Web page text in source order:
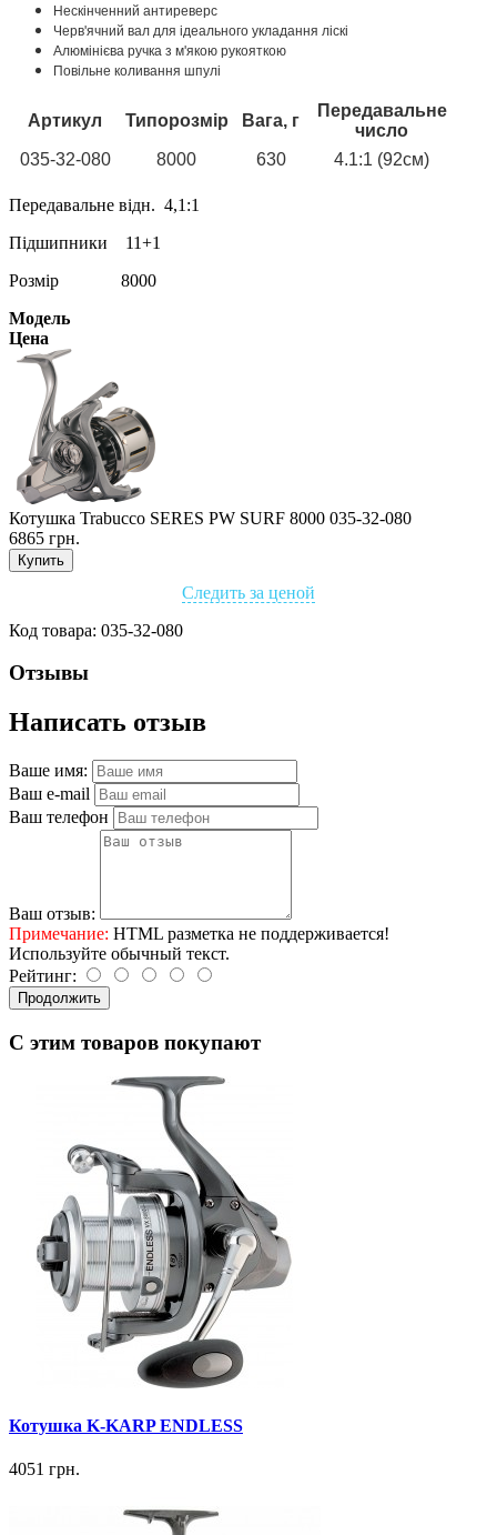
Нескінченний антиреверс
Черв'ячний вал для ідеального укладання ліскі
Алюмінієва ручка з м'якою рукояткою
Повільне коливання шпулі
Артикул Типорозмір Вага, г
Передавальне
число
035-32-080
8000 630 4.1:1 (92см)
Передавальне відн. 4,1:1
Підшипники 11+1
Розмір 8000
Модель
Цена
Котушка Trabucco SERES PW SURF 8000 035-32-080
6865 грн.
Купить
Следить за ценой
Код товара: 035-32-080
Отзывы
Написать отзыв
Ваше имя:
Ваш e-mail
Ваш телефон
Ваш отзыв:
Примечание: HTML разметка не поддерживается!
Используйте обычный текст.
Рейтинг:
Продолжить
C этим товаров покупают
Котушка K-KARP ENDLESS
4051 грн.